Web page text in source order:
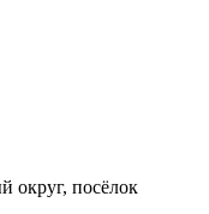
округ, посёлок